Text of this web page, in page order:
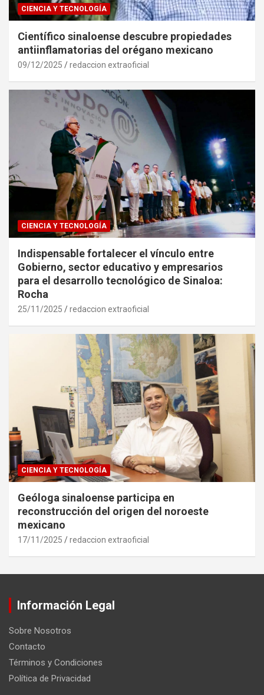
CIENCIA Y TECNOLOGÍA
Científico sinaloense descubre propiedades
antiinflamatorias del orégano mexicano
09/12/2025 redaccion extraoficial
CIENCIA Y TECNOLOGÍA
Indispensable fortalecer el vínculo entre
Gobierno, sector educativo y empresarios
para el desarrollo tecnológico de Sinaloa:
Rocha
25/11/2025 redaccion extraoficial
CIENCIA Y TECNOLOGÍA
Geóloga sinaloense participa en
reconstrucción del origen del noroeste
mexicano
17/11/2025 redaccion extraoficial
Información Legal
Sobre Nosotros
Contacto
Términos y Condiciones
Política de Privacidad